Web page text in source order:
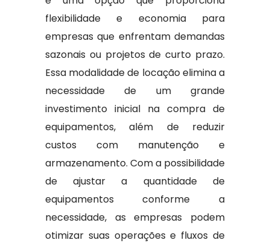
flexibilidade e economia para
empresas que enfrentam demandas
sazonais ou projetos de curto prazo.
Essa modalidade de locação elimina a
necessidade de um grande
investimento inicial na compra de
equipamentos, além de reduzir
custos com manutenção e
armazenamento. Com a possibilidade
de ajustar a quantidade de
equipamentos conforme a
necessidade, as empresas podem
otimizar suas operações e fluxos de